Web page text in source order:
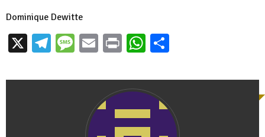
Dominique Dewitte
X Telegram
Message
EmailPrintWhatsApp